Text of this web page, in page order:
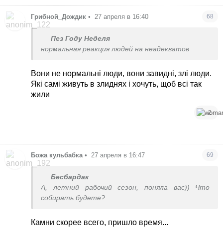
Грибной_Дождик • 27 апреля в 16:40 68
Пез Году Неделя
нормальная реакция людей на неадекватов
Вони не нормальні люди, вони завидні, злі люди.
Які самі живуть в злиднях і хочуть, щоб всі так
жили
2
Божа кульбабка • 27 апреля в 16:47 69
Бесбардак
А, летний рабочий сезон, поняла вас)) Что
собирать будете?
Камни скорее всего, пришло время...